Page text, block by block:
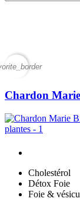
Chardon
Cholestérol
Détox Foie
Foie &